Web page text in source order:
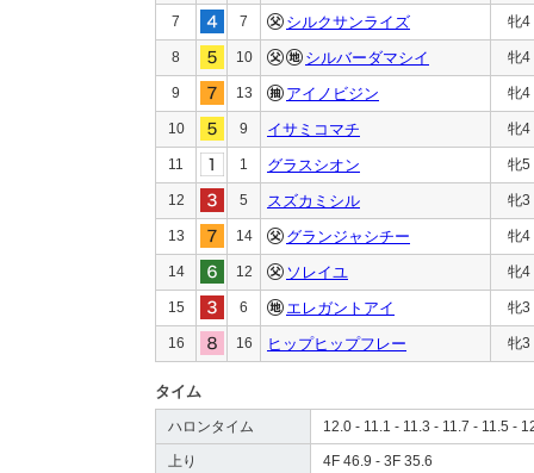
7 7 シルクサンライズ 牝4
8 10 シルバーダマシイ 牝4
9 13 アイノビジン 牝4
10 9 イサミコマチ 牝4
11 1 グラスシオン 牝5
12 5 スズカミシル 牝3
13 14 グランジャシチー 牝4
14 12 ソレイユ 牝4
15 6 エレガントアイ 牝3
16 16 ヒップヒップフレー 牝3
タイム
ハロンタイム 12.0 - 11.1 - 11.3 - 11.7 - 11.5 -
上り 4F 46.9 - 3F 35.6